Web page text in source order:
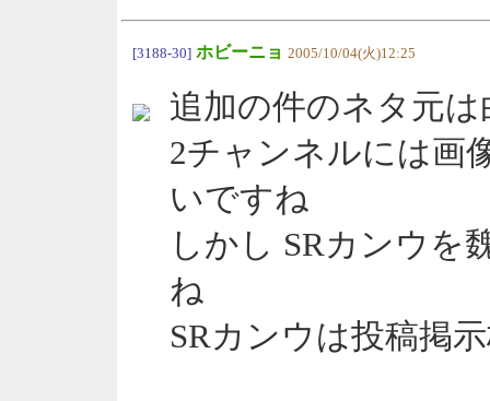
[3188-30] ホビーニョ 2005/10/04(火)12:25
追加の件のネタ元
2チャンネルには画
いですね
しかし SRカンウを
ね
SRカンウは投稿掲